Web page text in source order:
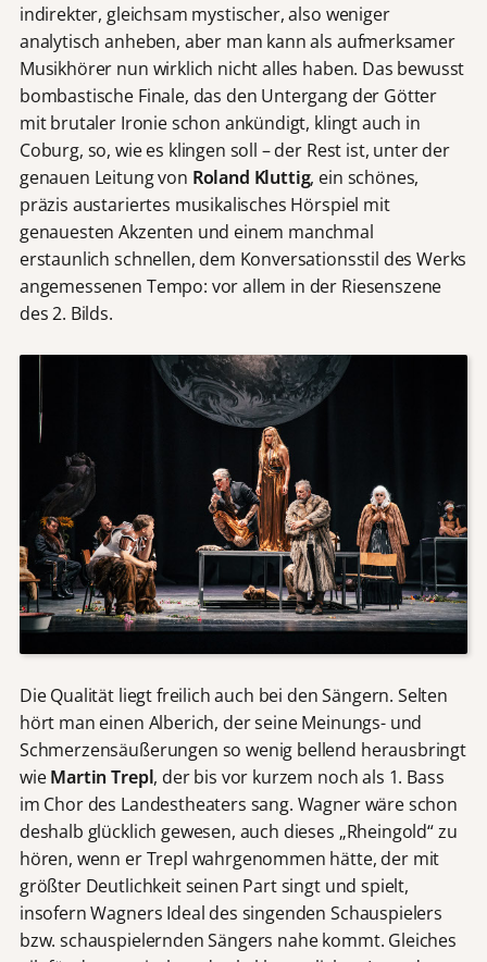
indirekter, gleichsam mystischer, also weniger
analytisch anheben, aber man kann als aufmerksamer
Musikhörer nun wirklich nicht alles haben. Das bewusst
bombastische Finale, das den Untergang der Götter
mit brutaler Ironie schon ankündigt, klingt auch in
Coburg, so, wie es klingen soll – der Rest ist, unter der
genauen Leitung von Roland Kluttig, ein schönes,
präzis austariertes musikalisches Hörspiel mit
genauesten Akzenten und einem manchmal
erstaunlich schnellen, dem Konversationsstil des Werks
angemessenen Tempo: vor allem in der Riesenszene
des 2. Bilds.
Die Qualität liegt freilich auch bei den Sängern. Selten
hört man einen Alberich, der seine Meinungs- und
Schmerzensäußerungen so wenig bellend herausbringt
wieMartin Trepl, der bis vor kurzem noch als 1. Bass
im Chor des Landestheaters sang. Wagner wäre schon
deshalb glücklich gewesen, auch dieses „Rheingold“ zu
hören, wenn er Trepl wahrgenommen hätte, der mit
größter Deutlichkeit seinen Part singt und spielt,
insofern Wagners Ideal des singenden Schauspielers
bzw. schauspielernden Sängers nahe kommt. Gleiches